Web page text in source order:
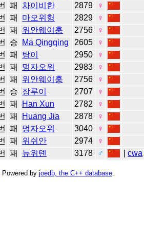
패 차이비한 2879
♀
패 마오위헝 2829
♀
패 위안웨이훙 2756
♀
승 Ma Qingqing 2605
♀
패 탕이 2950
♀
패 멍자오위 2983
♀
패 위안웨이훙 2756
♀
승 장루이 2707
♀
패 Han Xun 2782
♀
패 Huang Jia 2878
♀
패 멍자오위 3040
♀
패 위쉬안 2974
♀
패 뉴위톈 3178 ♂ |cwa
. Powered by joedb, the C++ database.